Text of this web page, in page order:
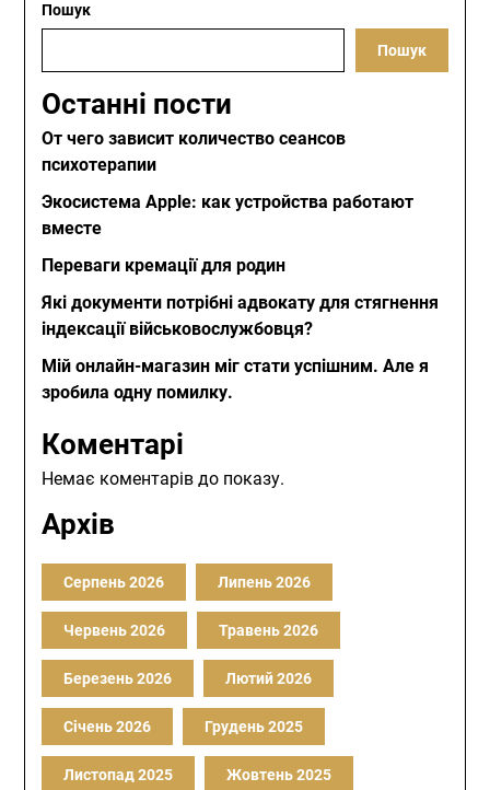
Пошук
Пошук
Останні пости
От чего зависит количество сеансов
психотерапии
Экосистема Apple: как устройства работают
вместе
Переваги кремації для родин
Які документи потрібні адвокату для стягнення
індексації військовослужбовця?
Мій онлайн-магазин міг стати успішним. Але я
зробила одну помилку.
Коментарі
Немає коментарів до показу.
Архів
Серпень 2026 Липень 2026
Червень 2026 Травень 2026
Березень 2026 Лютий 2026
Січень 2026 Грудень 2025
Листопад 2025 Жовтень 2025